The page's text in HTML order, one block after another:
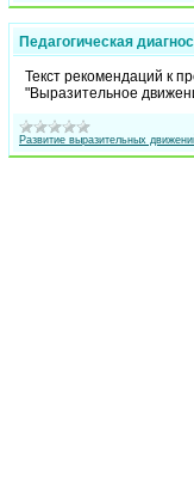
Педагогическая
Текст рекомендаций к
"Выразительное
Развитие выразительных